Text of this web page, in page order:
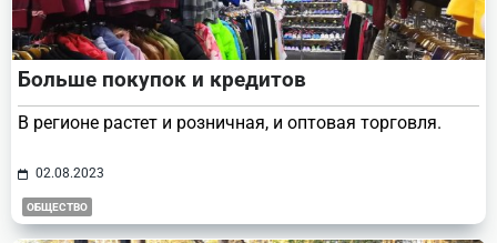
Больше покупок и кредитов
В регионе растет и розничная, и оптовая торговля.
02.08.2023
ОБЩЕСТВО